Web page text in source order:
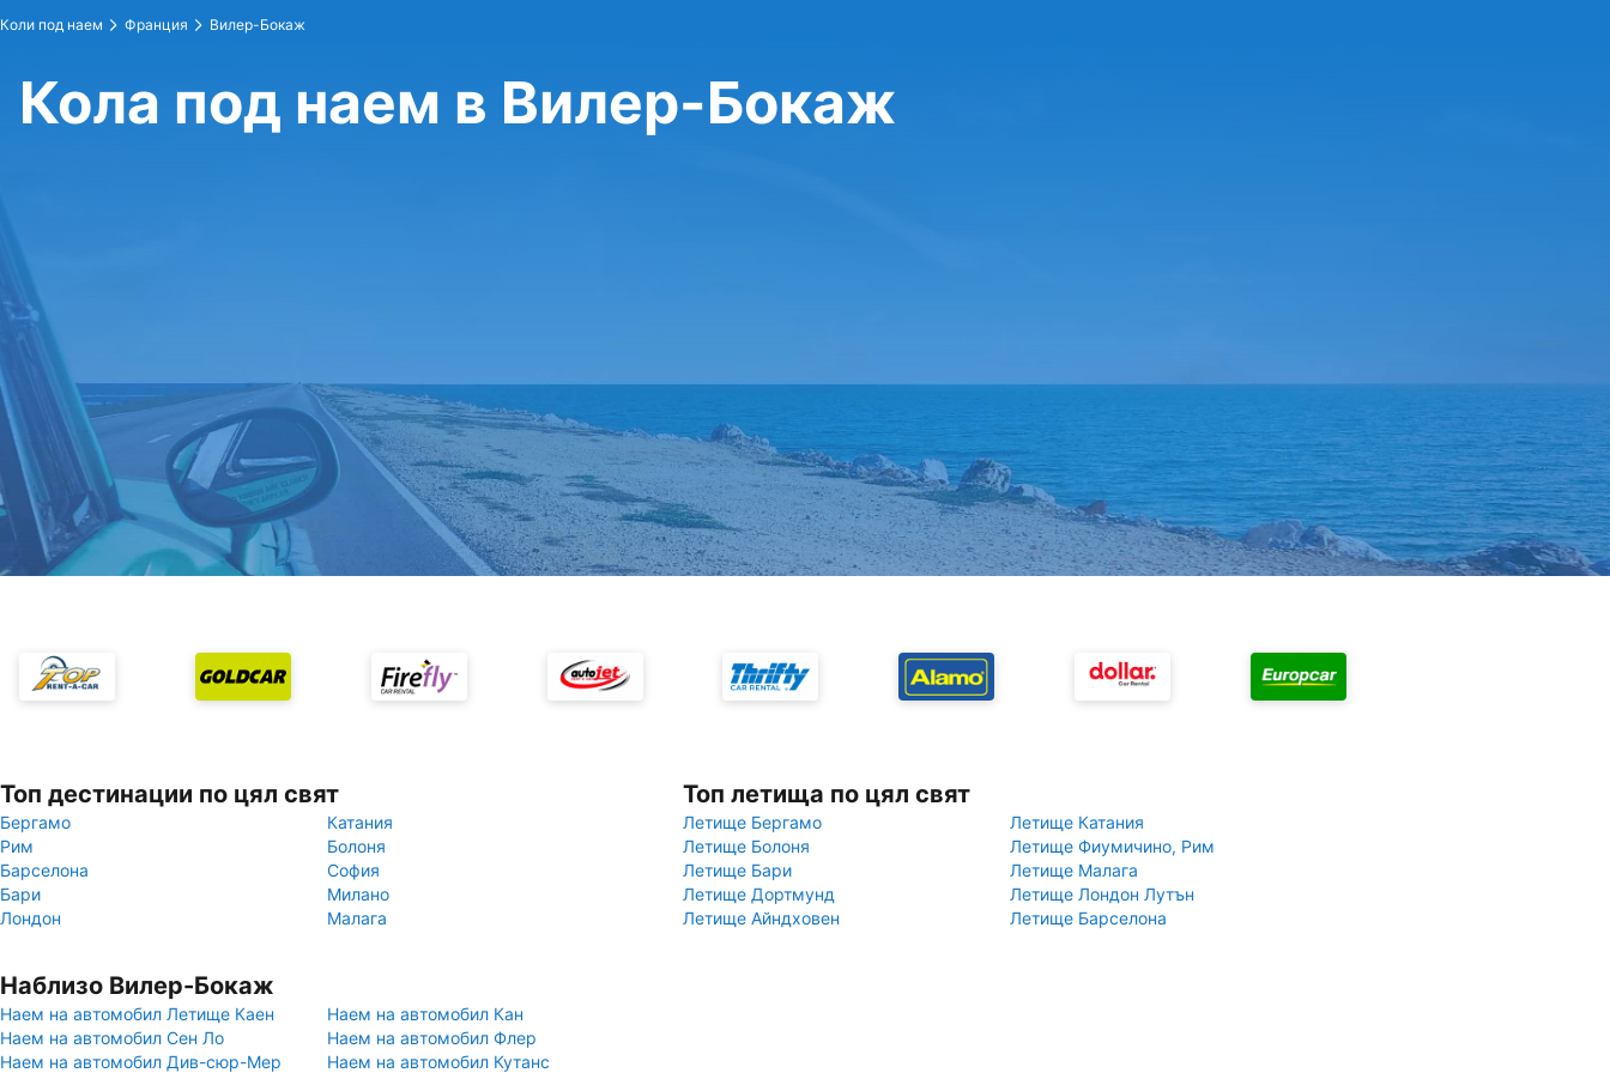
Коли под наем Франция Вилер-Бокаж
Кола под наем в Вилер-Бокаж
Топ дестинации по цял свят
Бергамо
Катания
Рим
Болоня
Барселона
София
Бари
Милано
Лондон
Малага
Топ летища по цял свят
Летище Бергамо
Летище Катания
Летище Болоня
Летище Фиумичино, Рим
Летище Бари
Летище Малага
Летище Дортмунд
Летище Лондон Лутън
Летище Айндховен
Летище Барселона
Наблизо Вилер-Бокаж
Наем на автомобил Летище Каен
Наем на автомобил Кан
Наем на автомобил Сен Ло
Наем на автомобил Флер
Наем на автомобил Див-сюр-Мер
Наем на автомобил Кутанс